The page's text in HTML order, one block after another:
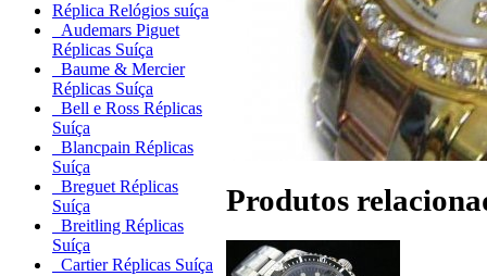
Réplica Relógios suíça
Audemars Piguet
Réplicas Suíça
Baume & Mercier
Réplicas Suíça
Bell e Ross Réplicas
Suíça
Blancpain Réplicas
Suíça
Breguet Réplicas
Suíça
Breitling Réplicas
Suíça
Cartier Réplicas Suíça
Produtos